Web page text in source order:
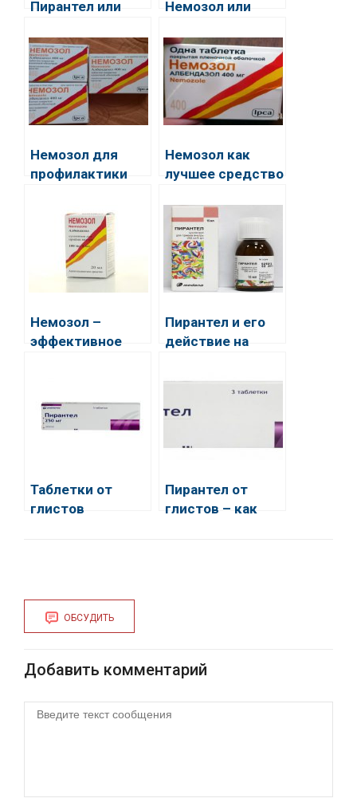
Пирантел или
Немозол или
Немозол для
профилактики
Немозол как
лучшее средство
детей
Немозол –
эффективное
Пирантел и его
действие на
Таблетки от
глистов
Пирантел от
глистов – как
ОБСУДИТЬ
Добавить комментарий